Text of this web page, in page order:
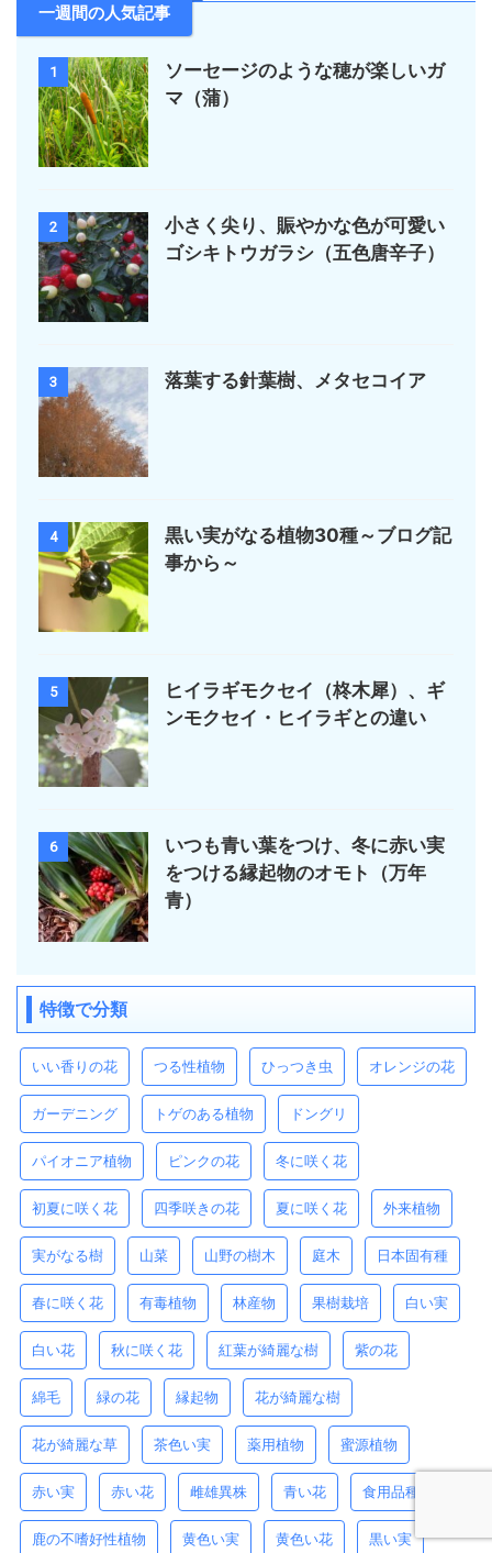
一週間の人気記事
1
ソーセージのような穂が楽しいガ
マ（蒲）
2
小さく尖り、賑やかな色が可愛い
ゴシキトウガラシ（五色唐辛子）
3 落葉する針葉樹、メタセコイア
4
黒い実がなる植物30種～ブログ記
事から～
5
ヒイラギモクセイ（柊木犀）、ギ
ンモクセイ・ヒイラギとの違い
6
いつも青い葉をつけ、冬に赤い実
をつける縁起物のオモト（万年
青）
特徴で分類
いい香りの花 つる性植物 ひっつき虫 オレンジの花
ガーデニング トゲのある植物 ドングリ
パイオニア植物 ピンクの花 冬に咲く花
初夏に咲く花 四季咲きの花 夏に咲く花 外来植物
実がなる樹 山菜 山野の樹木 庭木 日本固有種
春に咲く花 有毒植物 林産物 果樹栽培 白い実
白い花 秋に咲く花 紅葉が綺麗な樹 紫の花
綿毛 緑の花 縁起物 花が綺麗な樹
花が綺麗な草 茶色い実 薬用植物 蜜源植物
赤い実 赤い花 雌雄異株 青い花 食用品種
鹿の不嗜好性植物 黄色い実 黄色い花 黒い実